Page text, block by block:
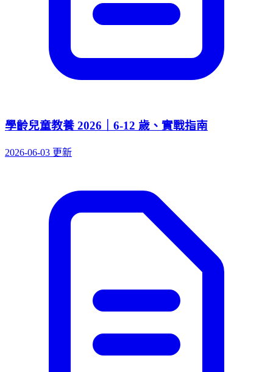
學齡兒童教養 2026｜6-12 歲、實戰指南
2026-06-03 更新